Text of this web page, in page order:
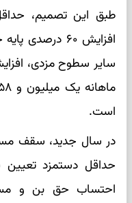
طبق این تصمیم،
افزایش ۶۰
است.
در سال جدید، سقف
حداقل دستمزد